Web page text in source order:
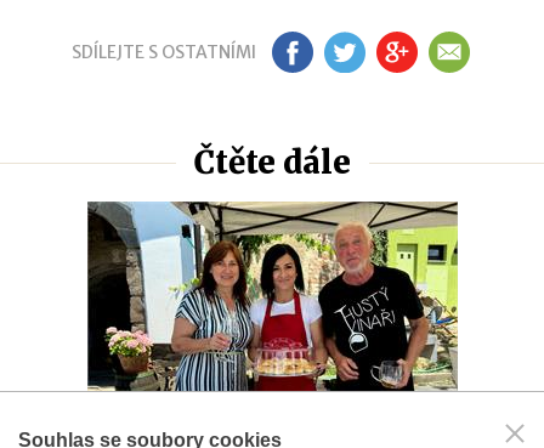
SDÍLEJTE S OSTATNÍMI FB TW GP EM
Čtěte dále
1 min
Souhlas se soubory cookies